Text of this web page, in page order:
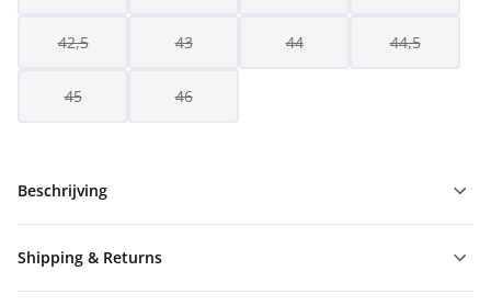
42,5 43 44 44,5
45 46
Beschrijving
Shipping & Returns